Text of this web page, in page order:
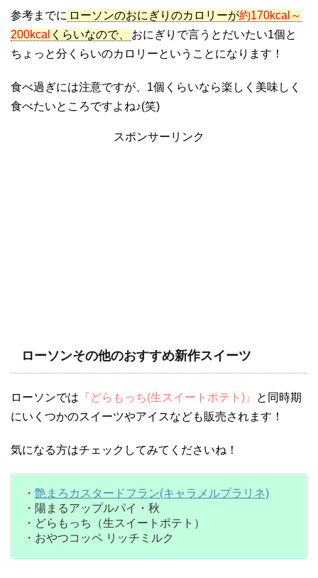
参考までに ローソンのおにぎりのカロリーが約170kcal～
200kcal くらいなので、
おにぎりで言うとだいたい1個と
ちょっと分くらいのカロリーということになります！
食べ過ぎには注意ですが、1個くらいなら楽しく美味しく
食べたいところですよね♪(笑)
スポンサーリンク
ローソンその他のおすすめ新作スイーツ
ローソンでは 『どらもっち(生スイートポテト)』
と同時期
にいくつかのスイーツやアイスなども販売されます！
気になる方はチェックしてみてくださいね！
・ 艶まろカスタードフラン(キャラメルプラリネ)
・陽まるアップルパイ・秋
・どらもっち（生スイートポテト）
・おやつコッペ リッチミルク